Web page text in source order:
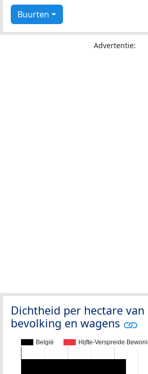
Buurten
Advertentie:
Dichtheid per hectare van
bevolking en wagens
België Hijfte-Verspreide